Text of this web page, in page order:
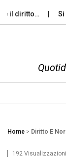
il diritto… Si
Home > Diritto E
192 Visualizzazioni